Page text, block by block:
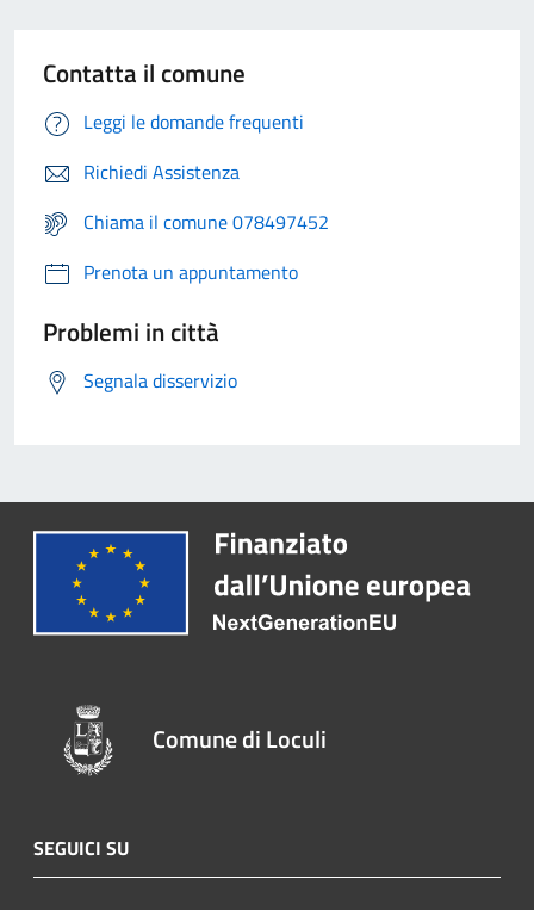
Contatta il comune
Leggi le domande frequenti
Richiedi Assistenza
Chiama il comune 078497452
Prenota un appuntamento
Problemi in città
Segnala disservizio
Comune di Loculi
SEGUICI SU